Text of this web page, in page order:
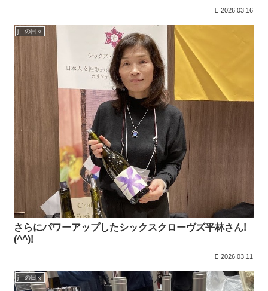
2026.03.16
j の日々
さらにパワーアップしたシックスクローヴズ平林さん!
(^^)!
2026.03.11
j の日々